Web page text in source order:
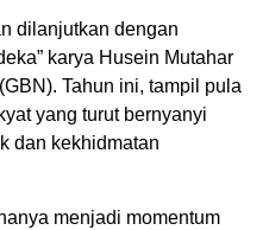
dilanjutkan dengan
karya Husein Mutahar
Tahun ini, tampil pula
yang turut bernyanyi
dan kekhidmatan
menjadi momentum